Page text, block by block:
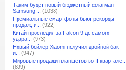
Таким будет новый бюджетный флагман
Samsung:...
(1038)
Премиальные смартфоны бьют рекорды
продаж, и...
(922)
Китай проследил за Falcon 9 до самого
удара...
(973)
Новый бойлер Xiaomi получил двойной бак
и...
(947)
Мировые продажи планшетов во II квартале...
(899)